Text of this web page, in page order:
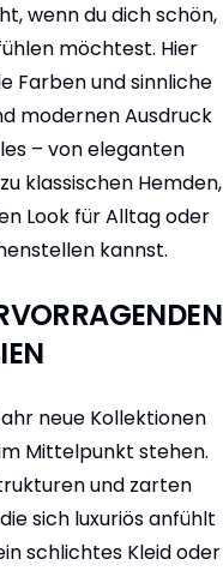
wenn du dich schön,
möchtest. Hier
Farben und sinnliche
modernen Ausdruck
– von eleganten
klassischen Hemden,
Look für Alltag oder
kannst.
neue Kollektionen
Mittelpunkt stehen.
und zarten
sich luxuriös anfühlt
schlichtes Kleid oder